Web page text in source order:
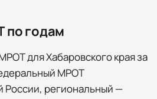
по годам
дляХабаровского краяза
МРОТ
России, региональный —